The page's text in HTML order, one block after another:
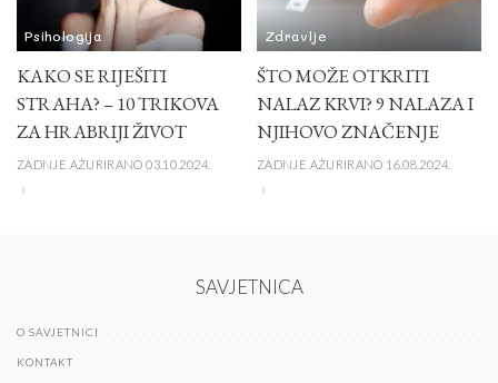
Psihologija
KAKO SE RIJEŠITI
STRAHA? – 10 TRIKOVA
ZA HRABRIJI ŽIVOT
ZADNJE AŽURIRANO 03.10.2024.
Zdravlje
ŠTO MOŽE OTKRITI
NALAZ KRVI? 9 NALAZA I
NJIHOVO ZNAČENJE
ZADNJE AŽURIRANO 16.08.2024.
SAVJETNICA
O SAVJETNICI
KONTAKT